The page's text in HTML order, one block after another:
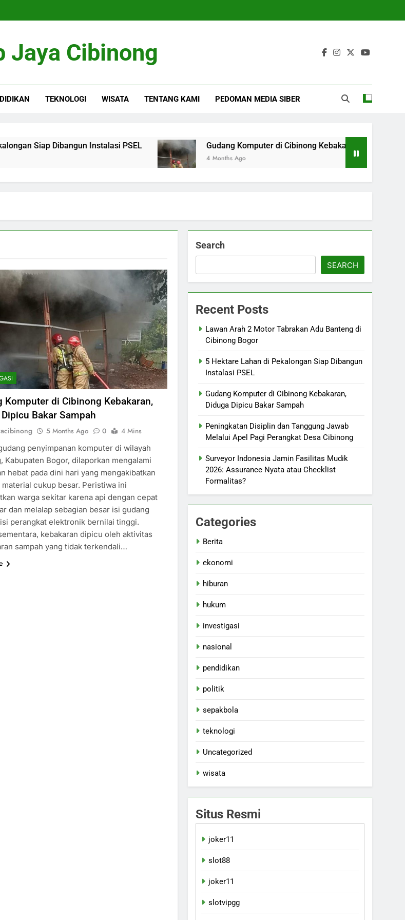
Jaya Cibinong
TEKNOLOGI WISATA TENTANG KAMI PEDOMAN MEDIA SIBER
Siap Dibangun Instalasi PSEL Gudang Komputer di Cibinong Kebakaran, Diduga Dipicu
4 Months Ago
Komputer di Cibinong Kebakaran,
Bakar Sampah
5 Months Ago 0
4 Mins
penyimpanan komputer di wilayah
Kabupaten Bogor, dilaporkan mengalami
hebat pada dini hari yang mengakibatkan
material cukup besar. Peristiwa ini
warga sekitar karena api dengan cepat
dan melalap sebagian besar isi gudang
perangkat elektronik bernilai tinggi.
kebakaran dipicu oleh aktivitas
sampah yang tidak terkendali…
Search
SEARCH
Recent Posts
Lawan Arah 2 Motor Tabrakan Adu Banteng di
Cibinong Bogor
5 Hektare Lahan di Pekalongan Siap Dibangun
Instalasi PSEL
Gudang Komputer di Cibinong Kebakaran,
Diduga Dipicu Bakar Sampah
Peningkatan Disiplin dan Tanggung Jawab
Melalui Apel Pagi Perangkat Desa Cibinong
Surveyor Indonesia Jamin Fasilitas Mudik
2026: Assurance Nyata atau Checklist
Formalitas?
Categories
Berita
ekonomi
hiburan
hukum
investigasi
nasional
pendidikan
politik
sepakbola
teknologi
Uncategorized
wisata
Situs Resmi
joker11
slot88
joker11
slotvipgg